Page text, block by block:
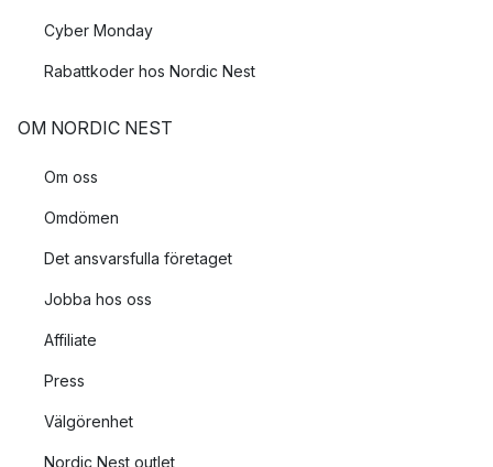
Cyber Monday
Rabattkoder hos Nordic Nest
OM NORDIC NEST
Om oss
Omdömen
Det ansvarsfulla företaget
Jobba hos oss
Affiliate
Press
Välgörenhet
Nordic Nest outlet